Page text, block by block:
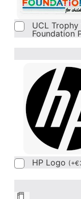
UCL Trophy
Foundation
HP Logo (+€